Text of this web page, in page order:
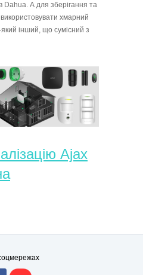
Dahua. А для зберігання та
хмарний
інший, що сумісний з
Ajax